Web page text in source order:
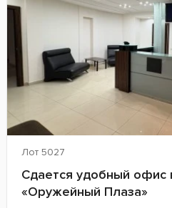
Лот 5027
Сдается удобный офис
«Оружейный Плаза»